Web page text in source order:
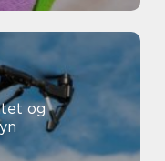
og